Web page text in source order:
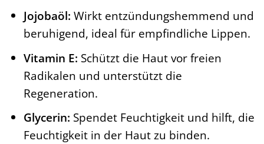
Jojobaöl: Wirkt entzündungshemmend und
beruhigend, ideal für empfindliche Lippen.
Vitamin E: Schützt die Haut vor freien
Radikalen und unterstützt die
Regeneration.
Glycerin: Spendet Feuchtigkeit und hilft, die
Feuchtigkeit in der Haut zu binden.